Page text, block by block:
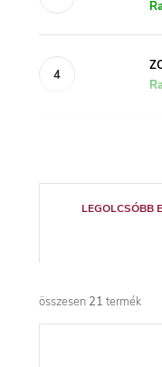
e
r
m
LEGOLCSÓBB
összesen 21 termék